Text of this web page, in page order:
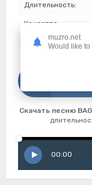
Длительность:
Качество:
Дата:
Скачать песню
00:00
muzro.net
Would like